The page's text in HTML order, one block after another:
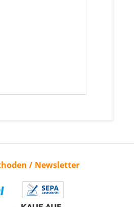
/ Newsletter